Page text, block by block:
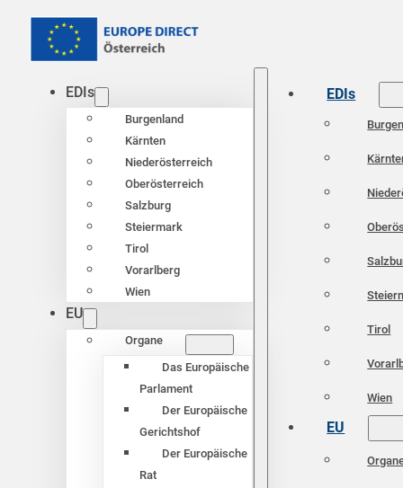
EDIs
Burgenland
Kärnten
Niederösterreich
Oberösterreich
Salzburg
Steiermark
Tirol
Vorarlberg
Wien
EU
Organe
Das Europäische
Parlament
Der Europäische
Gerichtshof
Der Europäische
Rat
EDIs
Tirol
Wien
EU